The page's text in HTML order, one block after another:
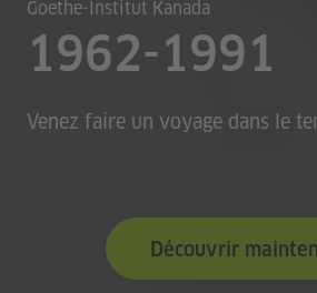
Goethe-Institut Kanada
1962-1991
Venez faire un voyage dans le
Découvrir